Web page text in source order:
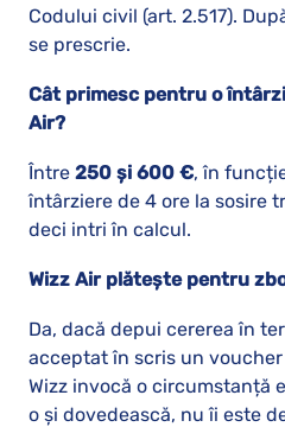
Codului civil (art. 2.517).
se prescrie.
Cât primesc pentru o
Air?
Între 250 și 600 €, în
întârziere de 4 ore la sosire
deci intri în calcul.
Wizz Air plătește pentru
Da, dacă depui cererea în
acceptat în scris un
Wizz invocă o circumstanță
o și dovedească, nu îi este